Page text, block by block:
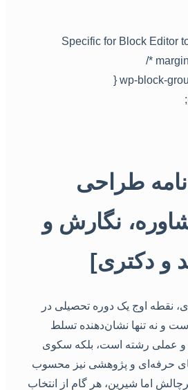
/* Specific for Block
طراحی
نگارش و
دکتری]
اوج یک دوره تحصیلی در
تنها نشان‌دهنده تسلط
رشته است، بلکه سکوی
حرفه‌ای و پژوهشی نیز محسوب
اما شیرین، هر گام از انتخاب